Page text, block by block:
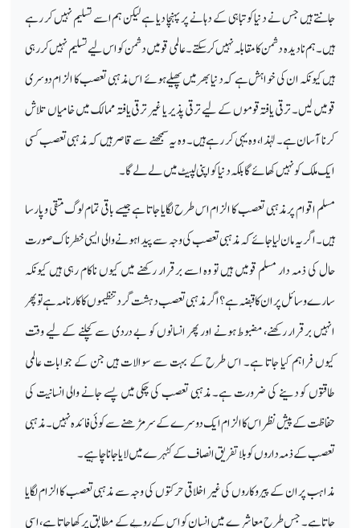
جانتے ہیں جس نے دنیا کو تباہی کے دہانے پر پہنچا دیا ہے لیکن ہم اسے تسلیم نہیں کر رہے
ہیں۔ ہم نادیدہ دشمن کا مقابلہ نہیں کر سکتے۔ عالمی قومیں دشمن کو اس لیے تسلیم نہیں کر رہی
ہیں کیونکہ ان کی خواہش ہے کہ دنیا بھر میں پھیلے ہوئے اس مذہبی تعصب کا الزام دوسری
قومیں لیں۔ ترقی یافتہ قوموں کے لیے ترقی پذیر یا غیر ترقی یافتہ ممالک میں خامیاں تلاش
کرنا آسان ہے۔ لہٰذا، وہ یہی کر رہے ہیں۔ وہ یہ سمجھنے سے قاصر ہیں کہ مذہبی تعصب کسی
ایک ملک کو نہیں کھائے گا بلکہ دنیا کو اپنی لپیٹ میں لے لے گا۔
مسلم اقوام پر مذہبی تعصب کا الزام اس طرح لگایا جاتا ہے جیسے باقی تمام لوگ متقی و پارسا
ہیں۔ اگر یہ مان لیا جائے کہ مذہبی تعصب کی وجہ سے پیدا ہونے والی ایسی خطرناک صورت
حال کی ذمہ دار مسلم قومیں ہیں تو وہ اسے برقرار رکھنے میں کیوں ناکام رہی ہیں کیونکہ
سارے وسائل پر ان کا قبضہ ہے؟ اگر مذہبی تعصب دہشت گرد تنظیموں کا کارنامہ ہے تو پھر
انہیں برقرار رکھنے، مضبوط ہونے اور پھر انسانوں کو بے دردی سے کچلنے کے لیے وقت
کیوں فراہم کیا جاتا ہے۔ اس طرح کے بہت سے سوالات ہیں جن کے جوابات عالمی
طاقتوں کو دینے کی ضرورت ہے۔ مذہبی تعصب کی چکی میں پسے جانے والی انسانیت کی
حفاظت کے پیش نظر اس کا الزام ایک دوسرے کے سر مڑھنے سے کوئی فائدہ نہیں۔ مذہبی
تعصب کے ذمہ داروں کو بلا تفریق انصاف کے کٹہرے میں لایا جانا چاہیے۔
مذاہب پر ان کے پیروکاروں کی غیر اخلاقی حرکتوں کی وجہ سے مذہبی تعصب کا الزام لگایا
جاتا ہے۔ جس طرح معاشرے میں انسان کو اس کے رویے کے مطابق پرکھا جاتا ہے، اسی